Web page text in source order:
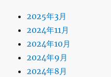
2025年3月
2024年11月
2024年10月
2024年9月
2024年8月